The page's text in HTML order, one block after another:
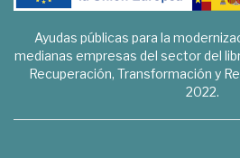
Ayudas públicas para la
medianas empresas del sector del
Recuperación, Transformación y
2022.